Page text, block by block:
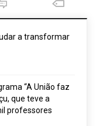
a transformar
“A União faz
que teve a
professores